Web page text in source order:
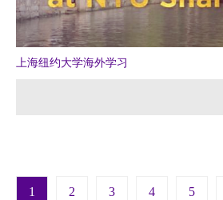
上海纽约大学海外学习
Pagination
1 2 3 4 5